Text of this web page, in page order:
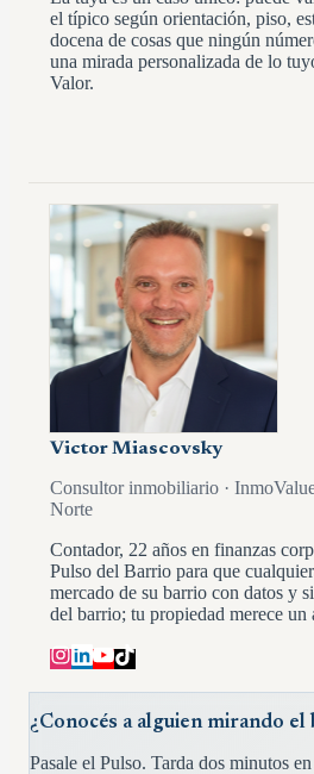
el típico según orientación, piso,
docena de cosas que ningún
una mirada personalizada de lo
Valor.
Victor Miascovsky
Consultor inmobiliario ·
Norte
Contador, 22 años en finanzas
Pulso del Barrio para que
mercado de su barrio con datos y
del barrio; tu propiedad merece un
¿Conocés a alguien mirando el
Pasale el Pulso. Tarda dos minutos